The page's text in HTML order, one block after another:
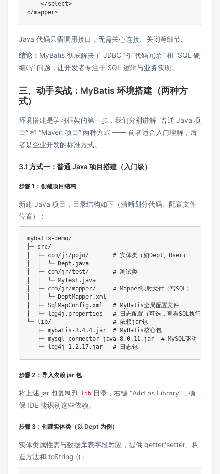
    </select>
Java 代码只需调用接口，无需关心连接、关闭等细节。
结论 ：MyBatis 彻底解决了 JDBC 的 “代码冗余” 和 “SQL 硬
编码” 问题，让开发者专注于 SQL 逻辑与业务实现。
三、动手实战：MyBatis 环境搭建（两种方
式）
环境搭建是学习框架的第一步，我们分别讲解 “普通 Java 项
目” 和 “Maven 项目” 两种方式 —— 前者适合入门理解，后
者是企业开发的标准方式。
3.1 方式一：普通 Java 项目搭建（入门级）
步骤 1：创建项目结构
新建 Java 项目，目录结构如下（清晰划分代码、配置文件
位置）：
mybatis-demo/
├─ src/
│  ├─ com/jr/pojo/       # 实体类（如Dept、User）
│  │  └─ Dept.java
│  ├─ com/jr/test/       # 测试类
│  │  └─ MyTest.java
│  ├─ com/jr/mapper/     # Mapper映射文件（写SQL）
│  │  └─ DeptMapper.xml
│  ├─ SqlMapConfig.xml   # MyBatis全局配置文件
│  └─ log4j.properties   # 日志配置（可选，查看SQL执行过程）
└─ lib/                  # 依赖jar包
   ├─ mybatis-3.4.4.jar  # MyBatis核心包
   ├─ mysql-connector-java-8.0.11.jar  # MySQL驱动
步骤 2：导入依赖 jar 包
将上述 jar 包复制到 lib 目录，右键 “Add as Library”，确
保 IDE 能识别这些依赖。
步骤 3：创建实体类（以 Dept 为例）
实体类属性需与数据库表字段对应，提供 getter/setter、构
造方法和 toString ()：